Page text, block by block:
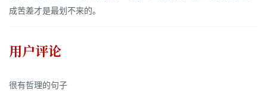
成苦差才是最划不来的。
用户评论
很有哲理的句子